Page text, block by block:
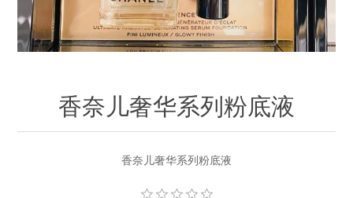
香奈儿奢华系列粉底液
香奈儿奢华系列粉底液